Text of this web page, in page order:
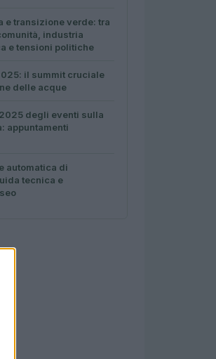
e transizione verde: tra
industria
e tensioni politiche
il summit cruciale
delle acque
degli eventi sulla
appuntamenti
automatica di
tecnica e